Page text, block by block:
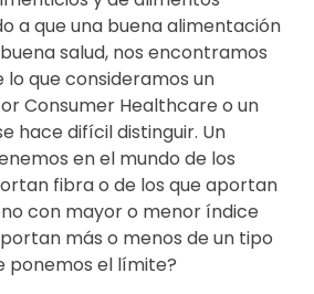
a que una buena alimentación
salud, nos encontramos
lo que consideramos un
Consumer Healthcare o un
hace difícil distinguir. Un
en el mundo de los
fibra o de los que aportan
con mayor o menor índice
más o menos de un tipo
ponemos el límite?